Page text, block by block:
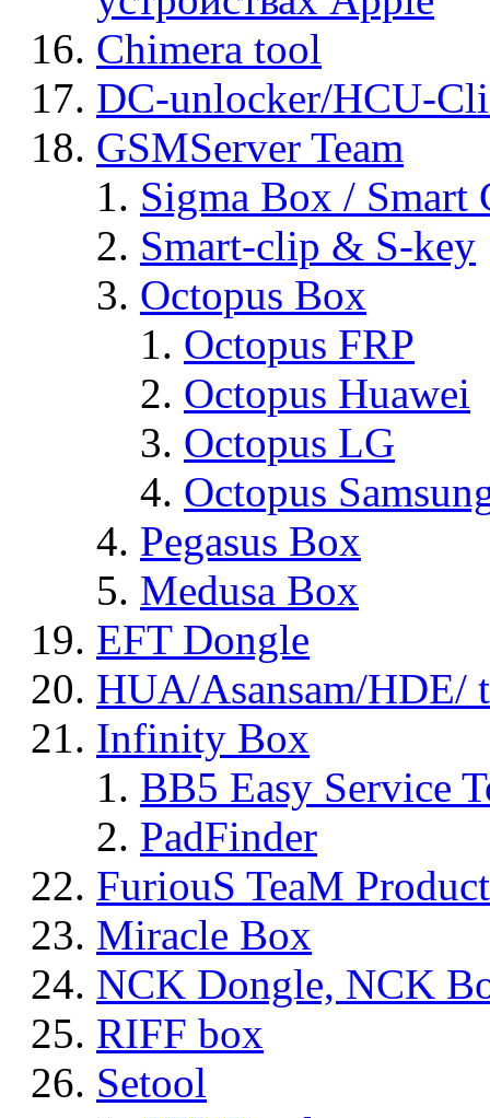
Chimera tool
DC-unlocker/HCU-
GSMServer Team
Sigma Box / Smart
Smart-clip & S-key
Octopus Box
Octopus FRP
Octopus Huawei
Octopus LG
Octopus
Pegasus Box
Medusa Box
EFT Dongle
HUA/Asansam/HDE/
Infinity Box
BB5 Easy Service
PadFinder
FuriouS TeaM
Miracle Box
NCK Dongle, NCK
RIFF box
Setool